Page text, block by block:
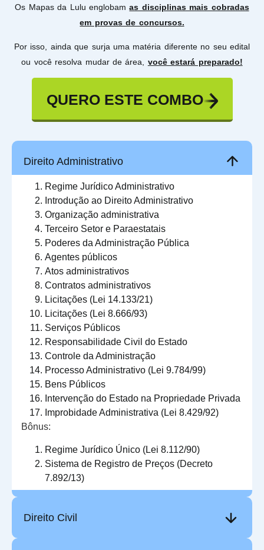
Os Mapas da Lulu englobamas disciplinas mais cobradas
em provas de concursos.
Por isso, ainda que surja uma matéria diferente no seu edital
ou você resolva mudar de área, você estará preparado!
QUERO ESTE COMBO
Direito Administrativo
Regime Jurídico Administrativo
Introdução ao Direito Administrativo
Organização administrativa
Terceiro Setor e Paraestatais
Poderes da Administração Pública
Agentes públicos
Atos administrativos
Contratos administrativos
Licitações (Lei 14.133/21)
Licitações (Lei 8.666/93)
Serviços Públicos
Responsabilidade Civil do Estado
Controle da Administração
Processo Administrativo (Lei 9.784/99)
Bens Públicos
Intervenção do Estado na Propriedade Privada
Improbidade Administrativa (Lei 8.429/92)
Bônus:
Regime Jurídico Único (Lei 8.112/90)
Sistema de Registro de Preços (Decreto
7.892/13)
Direito Civil